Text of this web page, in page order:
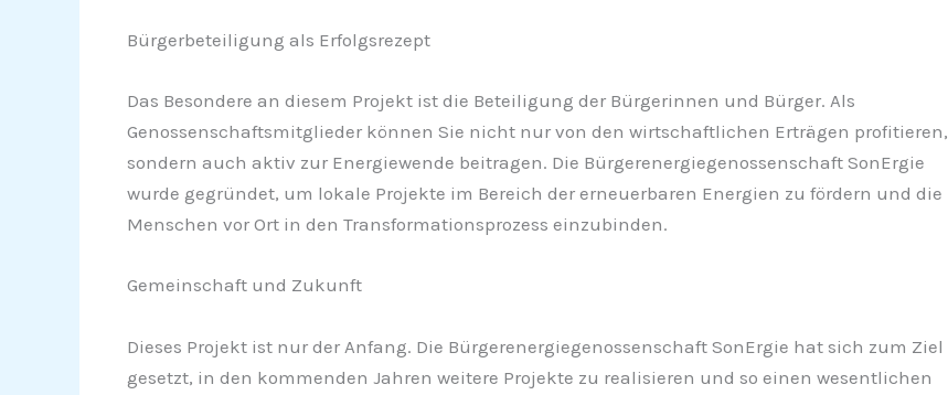
Bürgerbeteiligung als Erfolgsrezept
Das Besondere an diesem Projekt ist die Beteiligung der Bürgerinnen und Bürger. Als
Genossenschaftsmitglieder können Sie nicht nur von den wirtschaftlichen Erträgen profitieren,
sondern auch aktiv zur Energiewende beitragen. Die Bürgerenergiegenossenschaft SonErgie
wurde gegründet, um lokale Projekte im Bereich der erneuerbaren Energien zu fördern und die
Menschen vor Ort in den Transformationsprozess einzubinden.
Gemeinschaft und Zukunft
Dieses Projekt ist nur der Anfang. Die Bürgerenergiegenossenschaft SonErgie hat sich zum Ziel
gesetzt, in den kommenden Jahren weitere Projekte zu realisieren und so einen wesentlichen